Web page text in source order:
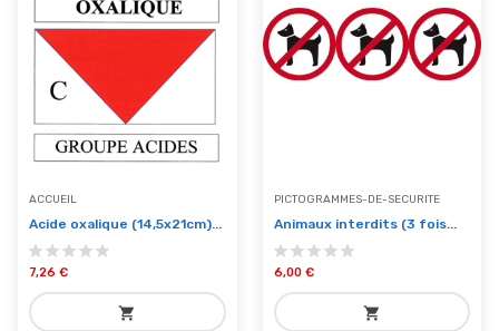
ACCUEIL
Acide oxalique (14,5x21cm)...
7,26 €
shopping_cart
PICTOGRAMMES-DE-SECURITE
Animaux interdits (3 fois...
6,00 €
shopping_cart